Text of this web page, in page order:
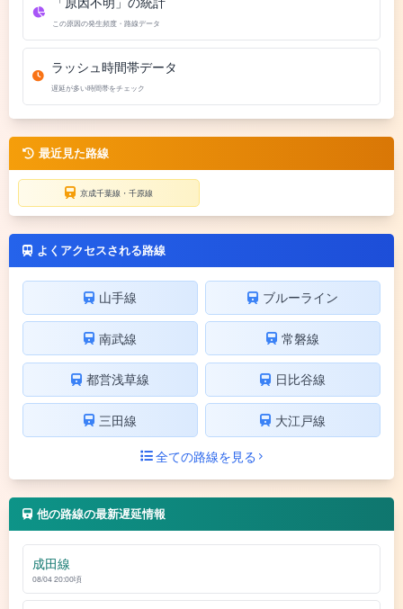
この原因の発生頻度・路線データ
ラッシュ時間帯データ
遅延が多い時間帯をチェック
最近見た路線
京成千葉線・千原線
よくアクセスされる路線
山手線 ブルーライン
南武線 常磐線
都営浅草線 日比谷線
三田線
大江戸線
全ての路線を見る
他の路線の最新遅延情報
成田線
08/04 20:00頃